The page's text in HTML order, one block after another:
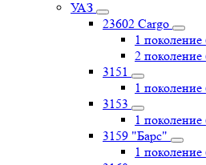
УАЗ
23602 Cargo
1
2
3151
1
3153
1
3159 "Барс"
1